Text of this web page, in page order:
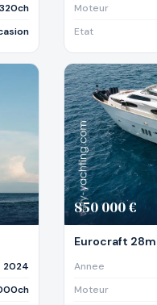
Moteur
Etat
2024
850 000 €
Eurocraft 28m
Annee
Moteur